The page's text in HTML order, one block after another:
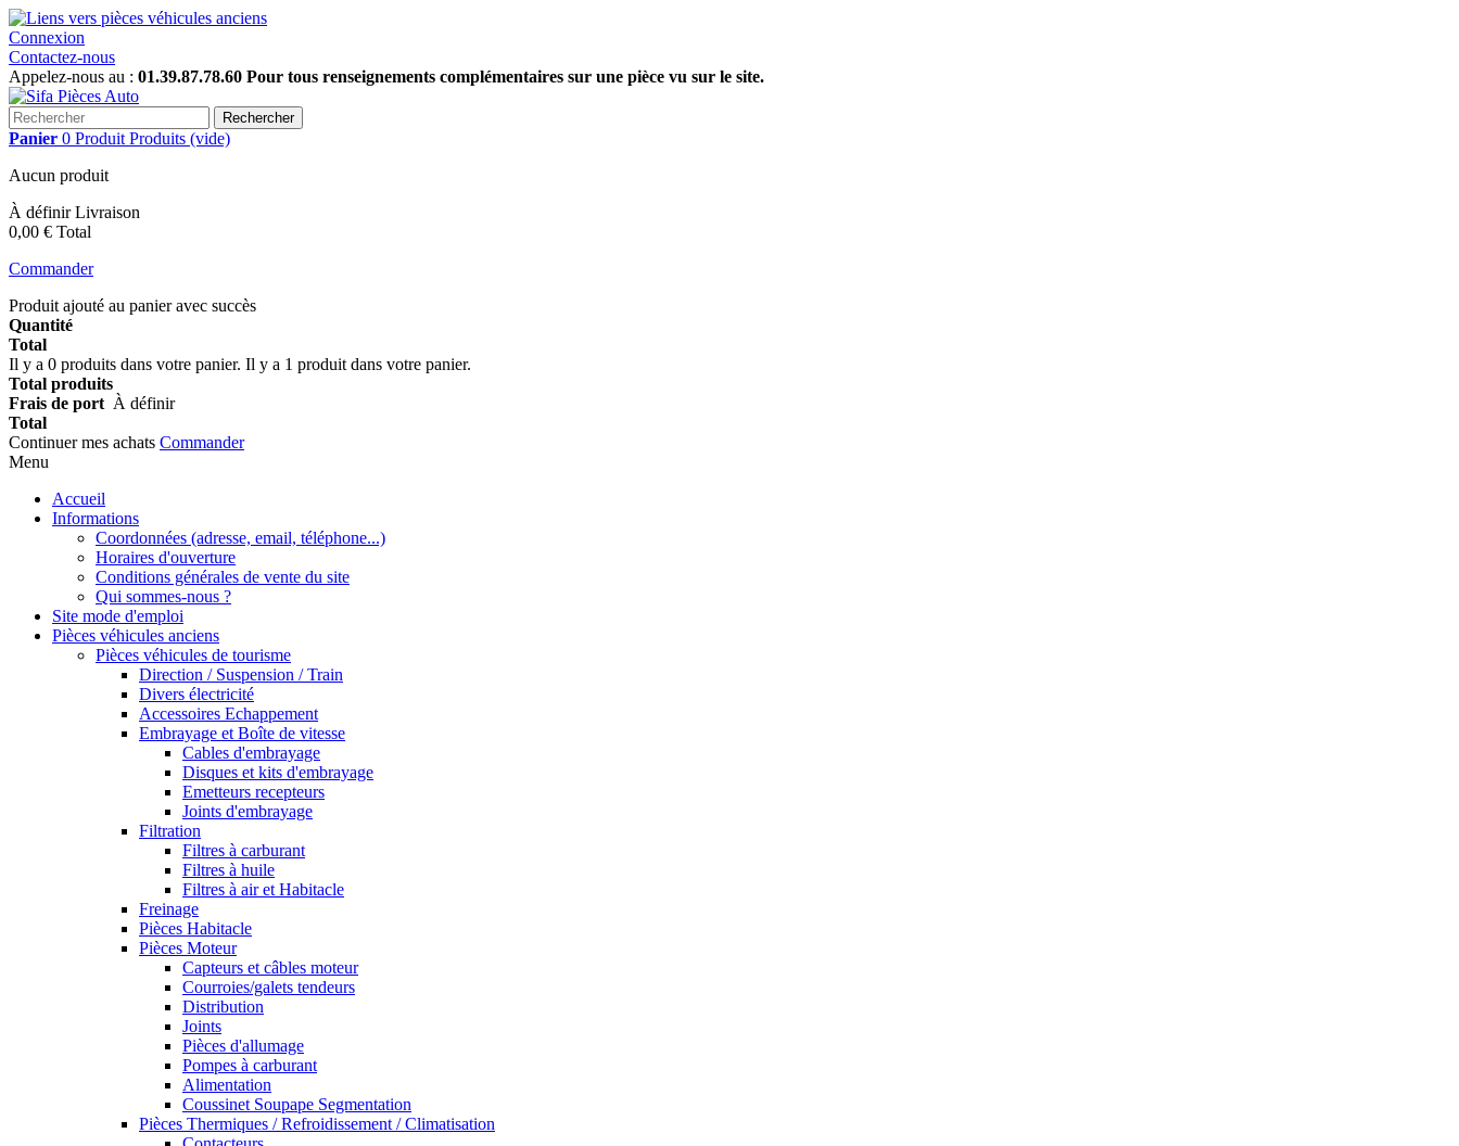
Connexion
Contactez-nous
Appelez-nous au : 01.39.87.78.60 Pour tous renseignements complémentaires sur une pièce vu sur le site.
Rechercher
Panier 0 Produit Produits (vide)
Aucun produit
À définirLivraison
0,00 € Total
Commander
Produit ajouté au panier avec succès
Quantité
Total
Il y a 0 produits dans votre panier. Il y a 1 produit dans votre panier.
Total produits
Frais de port À définir
Total
Continuer mes achats Commander
Menu
Accueil
Informations
Coordonnées (adresse, email, téléphone...)
Horaires d'ouverture
Conditions générales de vente du site
Qui sommes-nous ?
Site mode d'emploi
Pièces véhicules anciens
Pièces véhicules de tourisme
Direction / Suspension / Train
Divers électricité
Accessoires Echappement
Embrayage et Boîte de vitesse
Cables d'embrayage
Disques et kits d'embrayage
Emetteurs recepteurs
Joints d'embrayage
Filtration
Filtres à carburant
Filtres à huile
Filtres à air et Habitacle
Freinage
Pièces Habitacle
Pièces Moteur
Capteurs et câbles moteur
Courroies/galets tendeurs
Distribution
Joints
Pièces d'allumage
Pompes à carburant
Alimentation
Coussinet Soupape Segmentation
Pièces Thermiques / Refroidissement / Climatisation